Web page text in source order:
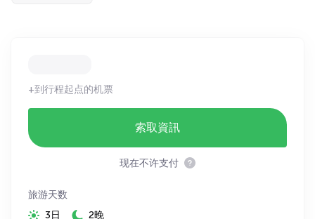
+到行程起点的机票
索取資訊
现在不许支付
旅游天数
3日
2晚